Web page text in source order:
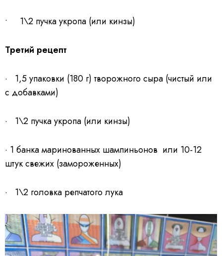
• 1\2 пучка укропа (или кинзы)
Третий рецепт
· 1,5 упаковки (180 г) творожного сыра (чистый или
с добавками)
· 1\2 пучка укропа (или кинзы)
· 1 банка маринованных шампиньонов или 10-12
штук свежих (замороженных)
· 1\2 головка репчатого лука